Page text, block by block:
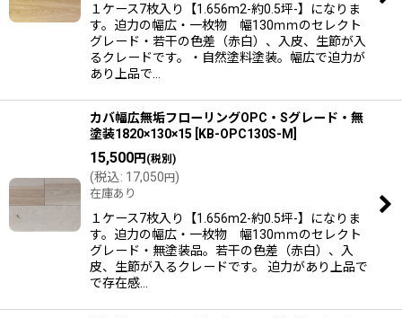
１ケース7枚入り【1.656m2-約0.5坪-】になりま
す。迫力の幅広・一枚物 幅130ｍｍのセレクト
グレード・若干の色差（赤白）、入皮、生節が入
るクレードです。・自然塗料塗装。幅広で迫力が
あり上品で…
カバ幅広無垢フローリングOPC・Sグレード・無
塗装1820×130×15
KB-OPC130S-M
15,500円 (税別)
(税込: 17,050 円 )
在庫あり
１ケース7枚入り【1.656m2-約0.5坪-】になりま
す。迫力の幅広・一枚物 幅130ｍｍのセレクト
グレード・無塗装品。若干の色差（赤白）、入
皮、生節が入るクレードです。 迫力があり上品で
で存在感…